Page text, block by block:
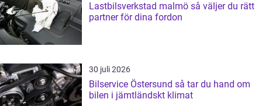
Lastbilsverkstad malmö så väljer du rätt
partner för dina fordon
30 juli 2026
Bilservice Östersund så tar du hand om
bilen i jämtländskt klimat